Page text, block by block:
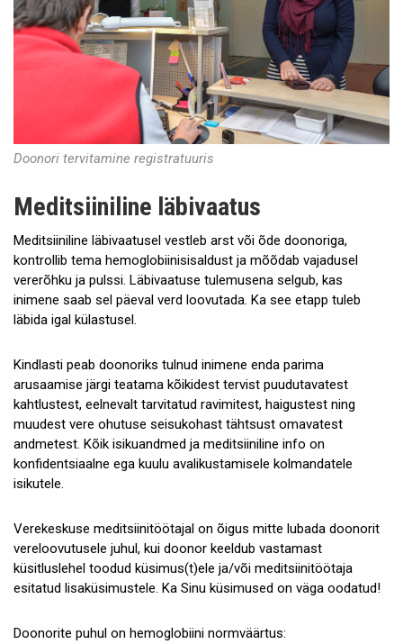
Doonori tervitamine registratuuris
Meditsiiniline läbivaatus
Meditsiiniline läbivaatusel vestleb arst või õde doonoriga,
kontrollib tema hemoglobiinisisaldust ja mõõdab vajadusel
vererõhku ja pulssi. Läbivaatuse tulemusena selgub, kas
inimene saab sel päeval verd loovutada. Ka see etapp tuleb
läbida igal külastusel.
Kindlasti peab doonoriks tulnud inimene enda parima
arusaamise järgi teatama kõikidest tervist puudutavatest
kahtlustest, eelnevalt tarvitatud ravimitest, haigustest ning
muudest vere ohutuse seisukohast tähtsust omavatest
andmetest. Kõik isikuandmed ja meditsiiniline info on
konfidentsiaalne ega kuulu avalikustamisele kolmandatele
isikutele.
Verekeskuse meditsiinitöötajal on õigus mitte lubada doonorit
vereloovutusele juhul, kui doonor keeldub vastamast
küsitluslehel toodud küsimus(t)ele ja/või meditsiinitöötaja
esitatud lisaküsimustele. Ka Sinu küsimused on väga oodatud!
Doonorite puhul on hemoglobiini normväärtus: